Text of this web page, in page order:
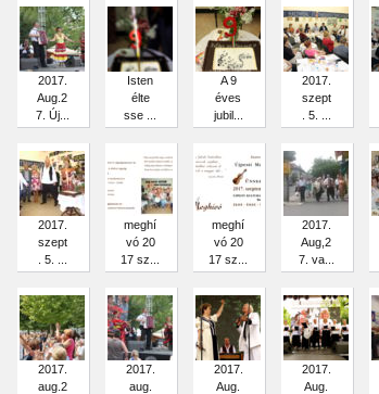
2017.
Aug.2
7. Új...
Isten
élte
sse ...
A 9
éves
jubil...
2017.
szept
. 5. ...
2017.
szept
. 5. ...
meghí
vó 20
17 sz...
meghí
vó 20
17 sz...
2017.
Aug,2
7. va...
2017.
aug.2
2017.
aug.
2017.
Aug.
2017.
Aug.